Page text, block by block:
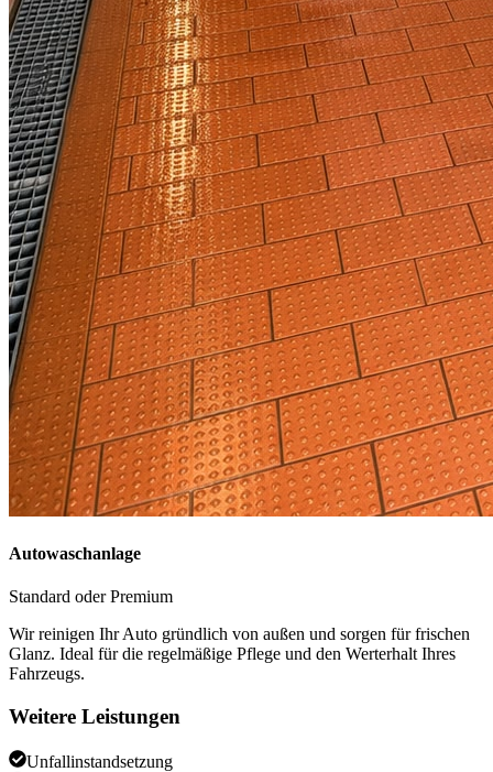
Autowaschanlage
Standard oder Premium
Wir reinigen Ihr Auto gründlich von außen und sorgen für frischen
Glanz. Ideal für die regelmäßige Pflege und den Werterhalt Ihres
Fahrzeugs.
Weitere Leistungen
Unfallinstandsetzung